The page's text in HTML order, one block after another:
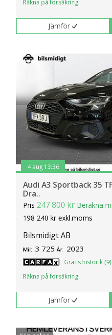
Räkna på försäkring
Jämför
4 aug 13:36
Audi A3 Sportback 35
Dra..
Pris 247 800 kr Beräkna
198 240 kr exkl.moms
Bilsmidigt AB
Mil: 3 725 År: 2023
Gratis historik (9)
Räkna på försäkring
Jämför